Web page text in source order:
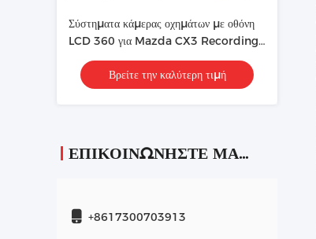
Σύστηματα κάμερας οχημάτων με οθόνη
LCD 360 για Mazda CX3 Recording
Decorder HD Camera
Βρείτε την καλύτερη τιμή
ΕΠΙΚΟΙΝΩΝΉΣΤΕ ΜΑΖΊ ΜΑΣ
+8617300703913